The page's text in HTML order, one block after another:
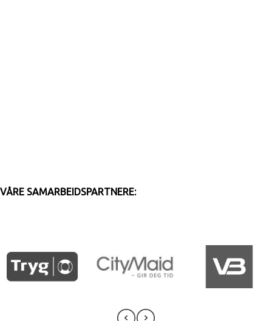
VÅRE SAMARBEIDSPARTNERE: